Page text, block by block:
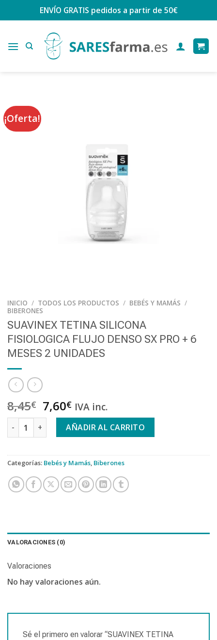
ENVÍO GRATIS pedidos a partir de 50€
¡Oferta!
INICIO / TODOS LOS PRODUCTOS / BEBÉS Y MAMÁS /
BIBERONES
SUAVINEX TETINA SILICONA
FISIOLOGICA FLUJO DENSO SX PRO + 6
MESES 2 UNIDADES
8,45€ 7,60€ IVA inc.
SUAVINEX TETINA SILICONA FISIOLOGICA FLUJO DENSO SX
AÑADIR AL CARRITO
Categorías: Bebés y Mamás, Biberones
VALORACIONES (0)
Valoraciones
No hay valoraciones aún.
Sé el primero en valorar “SUAVINEX TETINA